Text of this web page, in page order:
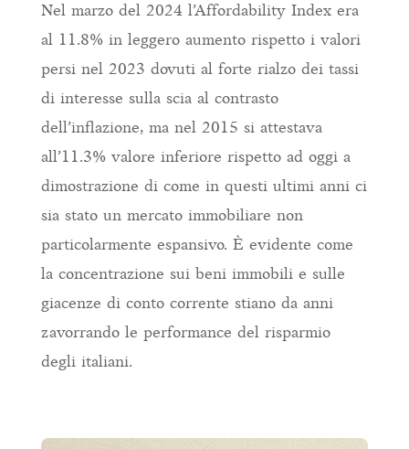
Nel marzo del 2024 l’Affordability Index era
al 11.8% in leggero aumento rispetto i valori
persi nel 2023 dovuti al forte rialzo dei tassi
di interesse sulla scia al contrasto
dell’inflazione, ma nel 2015 si attestava
all’11.3% valore inferiore rispetto ad oggi a
dimostrazione di come in questi ultimi anni ci
sia stato un mercato immobiliare non
particolarmente espansivo. È evidente come
la concentrazione sui beni immobili e sulle
giacenze di conto corrente stiano da anni
zavorrando le performance del risparmio
degli italiani.